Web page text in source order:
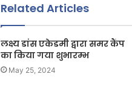
Related Articles
लक्ष्य डांस एकेडमी द्वारा समर कैंप
का किया गया शुभारम्भ
May 25, 2024